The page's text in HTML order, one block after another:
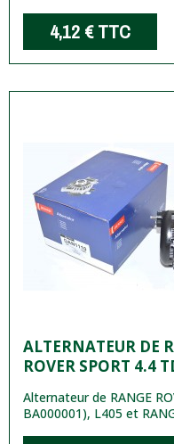
4,12 €TTC
ALTERNATEUR DE
ROVER SPORT 4.4
Alternateur de RANGE
BA000001), L405 et